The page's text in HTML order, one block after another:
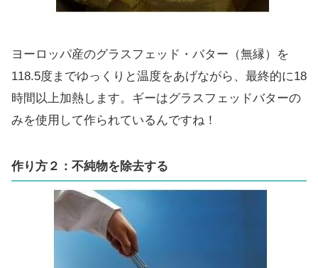
ヨーロッパ産のグラスフェッド・バター（無縁）を
118.5度までゆっくりと温度をあげながら、最終的に18
時間以上加熱します。ギーはグラスフェッドバターの
みを使用して作られているんですね！
作り方２：不純物を除去する